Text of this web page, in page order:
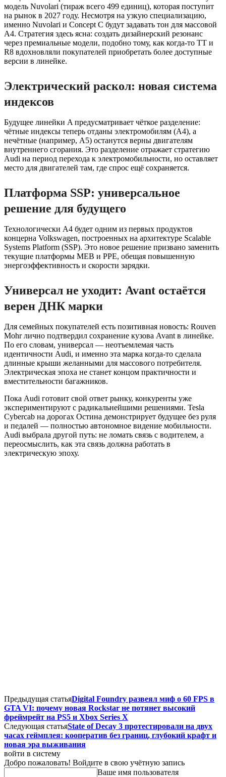
модель Nuvolari (тираж всего 499 единиц), которая поступит
на рынок в 2027 году. Несмотря на узкую специализацию,
именно Nuvolari и Concept C будут задавать тон для массовой
A4. Стратегия здесь ясна: создать дизайнерский резонанс
через премиальные модели, подобно тому, как когда-то TT и
R8 вдохновляли покупателей приобретать более доступные
версии в линейке.
Электрический раскол: новая система
индексов
Будущее линейки A предусматривает чёткое разделение:
чётные индексы теперь отданы электромобилям (A4), а
нечётные (например, A5) останутся верны двигателям
внутреннего сгорания. Это разделение отражает стратегию
Audi на период перехода к электромобильности, но оставляет
место для двигателей там, где спрос ещё сохраняется.
Платформа SSP: универсальное
решение для будущего
Технологически A4 будет одним из первых продуктов
концерна Volkswagen, построенных на архитектуре Scalable
Systems Platform (SSP). Это новое решение призвано заменить
текущие платформы MEB и PPE, обещая повышенную
энергоэффективность и скорости зарядки.
Универсал не уходит: Avant остаётся
верен ДНК марки
Для семейных покупателей есть позитивная новость: Rouven
Mohr лично подтвердил сохранение кузова Avant в линейке.
По его словам, универсал — неотъемлемая часть
идентичности Audi, и именно эта марка когда-то сделала
длинные крыши желанными для массового потребителя.
Электрическая эпоха не станет концом практичности и
вместительности багажников.
Пока Audi готовит свой ответ рынку, конкуренты уже
экспериментируют с радикальнейшими решениями. Tesla
Cybercab на дорогах Остина демонстрирует будущее без руля
и педалей — полностью автономное видение мобильности.
Audi выбрала другой путь: не ломать связь с водителем, а
переосмыслить, как эта связь должна работать в
электрическую эпоху.
Предыдущая статьяDigital Foundry развеял миф о 60 FPS в
GTA VI: почему новая Rockstar не потянет высокий
фреймрейт на PS5 и Xbox Series X
Следующая статьяState of Decay 3 протестировали на двух
часах геймплея: кооператив без границ, глубокий крафт и
новая эра выживания
войти в систему
Добро пожаловать! Войдите в свою учётную запись
Ваше имя пользователя